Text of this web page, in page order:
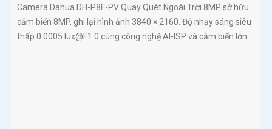
Camera Dahua DH-P8F-PV Quay Quét Ngoài Trời 8MP sở hữu
cảm biến 8MP, ghi lại hình ảnh 3840 × 2160. Độ nhạy sáng siêu
thấp 0.0005 lux@F1.0 cùng công nghệ AI-ISP và cảm biến lớn...